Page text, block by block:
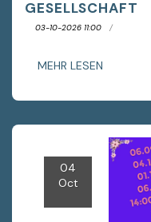
GESELLSCHAFT
03-10-2026 11:00
MEHR LESEN
04
Oct